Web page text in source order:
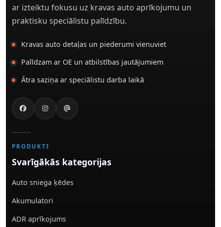
ar izteiktu fokusu uz kravas auto aprīkojumu un
praktisku speciālistu palīdzību.
Kravas auto detaļas un piederumi vienuviet
Palīdzam ar OE un atbilstības jautājumiem
Ātra saziņa ar speciālistu darba laikā
PRODUKTI
Svarīgākās kategorijas
Auto sniega ķēdes
Akumulatori
ADR aprīkojums